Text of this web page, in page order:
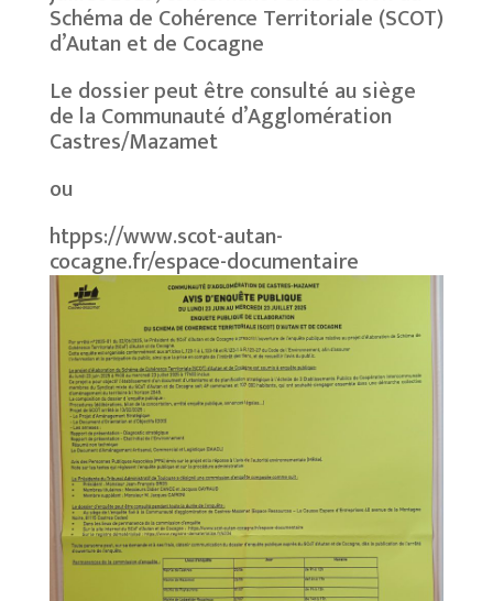
Schéma de Cohérence Territoriale (SCOT)
d’Autan et de Cocagne
Le dossier peut être consulté au siège
de la Communauté d’Agglomération
Castres/Mazamet
ou
htpps://www.scot-autan-
cocagne.fr/espace-documentaire